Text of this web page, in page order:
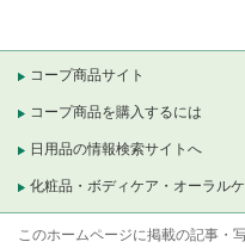
コープ商品サイト
コープ商品を購入するには
日用品の情報検索サイトへ
化粧品・ボディケア・オーラル
このホームページに掲載の記事・